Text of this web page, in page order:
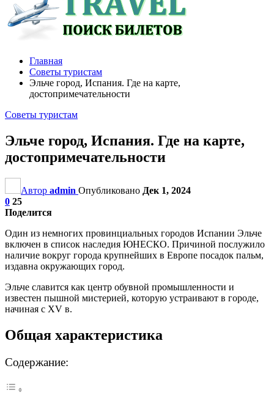
Главная
Советы туристам
Эльче город, Испания. Где на карте,
достопримечательности
Советы туристам
Эльче город, Испания. Где на карте,
достопримечательности
Автор admin Опубликовано Дек 1, 2024
0 25
Поделится
Один из немногих провинциальных городов Испании Эльче
включен в список наследия ЮНЕСКО. Причиной послужило
наличие вокруг города крупнейших в Европе посадок пальм,
издавна окружающих город.
Эльче славится как центр обувной промышленности и
известен пышной мистерией, которую устраивают в городе,
начиная с XV в.
Общая характеристика
Содержание: